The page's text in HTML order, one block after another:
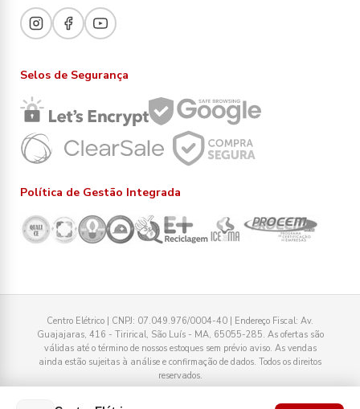
Selos de Segurança
Política de Gestão Integrada
Centro Elétrico | CNPJ: 07.049.976/0004-40 | Endereço Fiscal: Av.
Guajajaras, 416 - Tirirical, São Luís - MA, 65055-285. As ofertas são
válidas até o término de nossos estoques sem prévio aviso. As vendas
ainda estão sujeitas à análise e confirmação de dados. Todos os direitos
reservados.